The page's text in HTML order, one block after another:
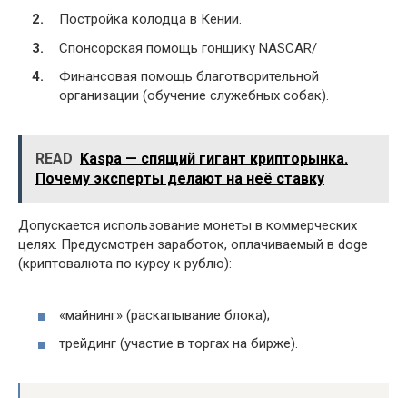
Постройка колодца в Кении.
Спонсорская помощь гонщику NASCAR/
Финансовая помощь благотворительной
организации (обучение служебных собак).
READ Kaspa — спящий гигант крипторынка.
Почему эксперты делают на неё ставку
Допускается использование монеты в коммерческих
целях. Предусмотрен заработок, оплачиваемый в doge
(криптовалюта по курсу к рублю):
«майнинг» (раскапывание блока);
трейдинг (участие в торгах на бирже).